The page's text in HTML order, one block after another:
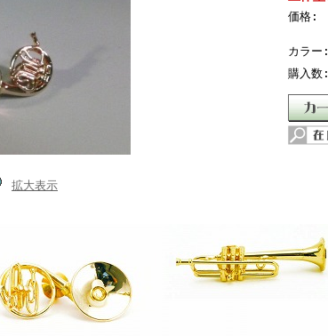
拡大表示
価格:
カラー:
購入数: